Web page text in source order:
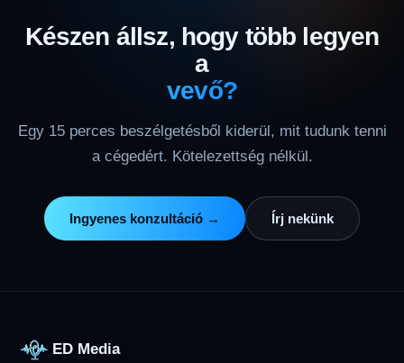
Készen állsz, hogy több legyen
a
vevő?
Egy 15 perces beszélgetésből kiderül, mit tudunk tenni
a cégedért. Kötelezettség nélkül.
Ingyenes konzultáció → Írj nekünk
ED Media